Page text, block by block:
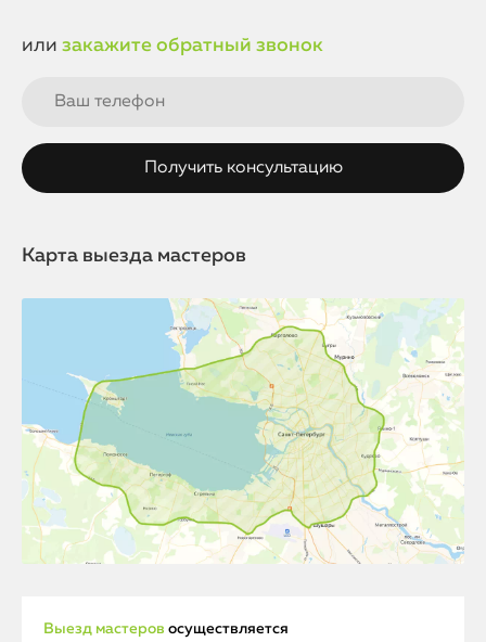
или закажите обратный звонок
Карта выезда мастеров
Выезд мастеров осуществляется